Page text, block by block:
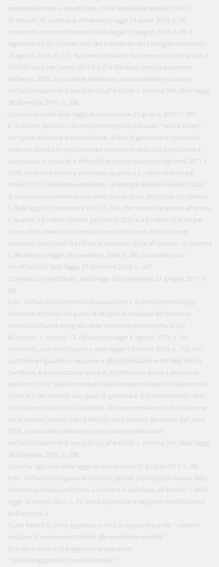
presente decreto è modificato, con le medesime modalità di cui
all'articolo 16, comma 4, del decreto-legge 24 aprile 2014, n. 66,
convertito, con modificazioni, dalla legge 23 giugno 2014, n. 89, il
regolamento di cui al decreto del Presidente del Consiglio dei ministri
29 agosto 2014, n. 171. Agli oneri derivanti dal presente comma, pari a
140.000 euro per l'anno 2017 e a 214.000 euro annui a decorrere
dall'anno 2018, si provvede mediante corrispondente riduzione
dell'autorizzazione di spesa di cui all'articolo 1, comma 349, della legge
28 dicembre 2015, n. 208.
(Comma inserito dalla legge di conversione 21 giugno 2017, n. 96)
8. In favore del teatro di rilevante interesse culturale “Teatro Eliseo”,
per spese ordinarie e straordinarie, al fine di garantire la continuità
delle sue attività in occasione del centenario della sua fondazione è
autorizzata la spesa di 4 milioni di euro per ciascuno degli anni 2017 e
2018. Al relativo onere si provvede, quanto a 2 milioni di euro per
l'anno 2017, mediante versamento all'entrata del bilancio dello Stato
di una corrispondente quota delle risorse di cui all'articolo 24, comma
1, della legge 12 novembre 2011, n. 183, che restano acquisite all'erario,
e, quanto a 2 milioni di euro per l'anno 2017 e a 4 milioni di euro per
l'anno 2018, mediante corrispondente riduzione del Fondo per
interventi strutturali di politica economica, di cui all'articolo 10, comma
5, del decreto-legge 29 novembre 2004, n. 282, convertito, con
modificazioni, dalla legge 27 dicembre 2004, n. 307.
(Comma così modificato dalla legge di conversione 21 giugno 2017, n.
96)
8-bis. Al fine di consentire la prosecuzione e il rafforzamento degli
interventi attuativi del piano strategico di sviluppo del percorso
turistico-culturale integrato delle residenze borboniche, di cui
all'articolo 1, comma 13, del decreto-legge 8 agosto 2013, n. 91,
convertito, con modificazioni, dalla legge 7 ottobre 2013, n. 112, con
particolare riguardo al recupero e alla valorizzazione del Real Sito di
Carditello, è autorizzata la spesa di 300.000 euro annui a decorrere
dall'anno 2018, quale contributo del Ministero dei beni e delle attività
culturali e del turismo alle spese di gestione e di funzionamento della
Fondazione Real Sito di Carditello. All'onere derivante dall'attuazione
del presente comma, pari a 300.000 euro annui a decorrere dall'anno
2018, si provvede mediante corrispondente riduzione
dell'autorizzazione di spesa di cui all'articolo 1, comma 354, della legge
28 dicembre 2015, n. 208.
(Comma aggiunto dalla legge di conversione 21 giugno 2017, n. 96)
8-ter. Al fine di sviluppare le attività culturali promosse in favore della
minoranza italiana nell'Istria, a Fiume e in Dalmazia, all'articolo 1 della
legge 16 marzo 2001, n. 72, sono apportate le seguenti modificazioni:
a) al comma 2:
1) alla lettera b) sono aggiunte, in fine, le seguenti parole: “, nonché
restauro di monumenti relativi alle medesime vicende”;
2) dopo la lettera d) è aggiunta la seguente:
“ d-bis) erogazione di borse di studio”;